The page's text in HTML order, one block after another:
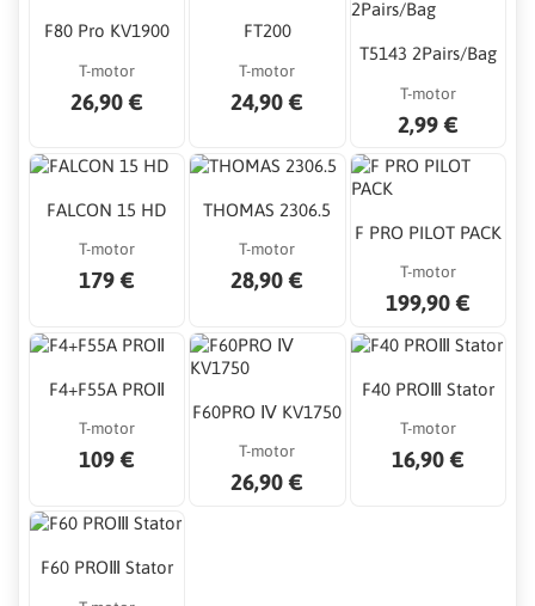
F80 Pro KV1900
T-motor
26,90 €
FT200
T-motor
24,90 €
T5143 2Pairs/Bag
T-motor
2,99 €
FALCON 15 HD
T-motor
179 €
THOMAS 2306.5
T-motor
28,90 €
F PRO PILOT PACK
T-motor
199,90 €
F4+F55A PROⅡ
T-motor
109 €
F60PRO Ⅳ KV1750
T-motor
26,90 €
F40 PROⅢ Stator
T-motor
16,90 €
F60 PROⅢ Stator